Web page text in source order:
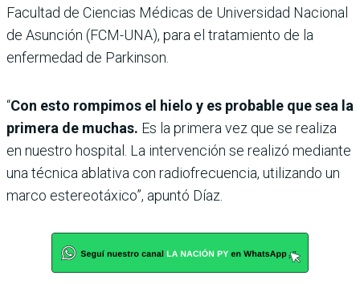
Facultad de Ciencias Médicas de Universidad Nacional
de Asunción (FCM-UNA), para el tratamiento de la
enfermedad de Parkinson.
“Con esto rompimos el hielo y es probable que sea la
primera de muchas. Es la primera vez que se realiza
en nuestro hospital. La intervención se realizó mediante
una técnica ablativa con radiofrecuencia, utilizando un
marco estereotáxico”, apuntó Díaz.